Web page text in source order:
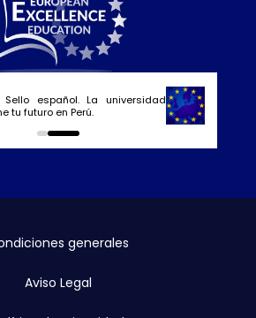
Sello español. La universidad
tu futuro en Perú.
0 1
generales
Aviso Legal